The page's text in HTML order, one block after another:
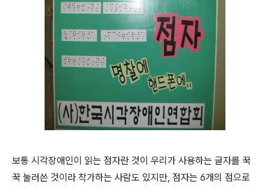
보통 시각장애인이 읽는 점자란 것이 우리가 사용하는 글자를 꾹
꾹 눌러쓴 것이라 착가하는 사람도 있지만, 점자는 6개의 점으로